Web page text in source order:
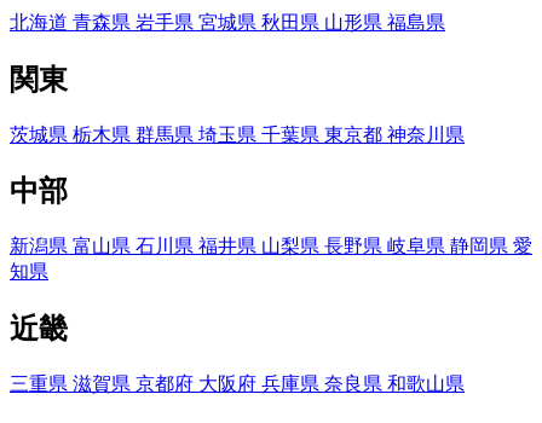
北海道 青森県 岩手県 宮城県 秋田県 山形県 福島県
関東
茨城県 栃木県 群馬県 埼玉県 千葉県 東京都 神奈川県
中部
新潟県 富山県 石川県 福井県 山梨県 長野県 岐阜県 静岡県 愛
知県
近畿
三重県 滋賀県 京都府 大阪府 兵庫県 奈良県 和歌山県